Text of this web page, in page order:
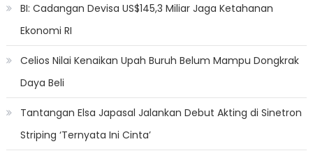
BI: Cadangan Devisa US$145,3 Miliar Jaga Ketahanan
Ekonomi RI
Celios Nilai Kenaikan Upah Buruh Belum Mampu Dongkrak
Daya Beli
Tantangan Elsa Japasal Jalankan Debut Akting di Sinetron
Striping ‘Ternyata Ini Cinta’